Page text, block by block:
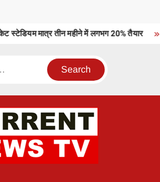
स्टेडियम मात्र तीन महीने में लगभग 20% तैयार